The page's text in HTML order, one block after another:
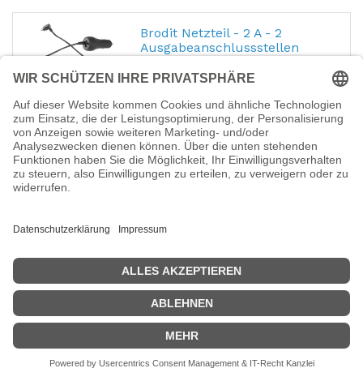
Brodit Netzteil - 2 A - 2
Ausgabeanschlussstellen
Hersteller-Nr.: 941011
EAN:7320289410110
Brodit - Netzteil - 2 A - 2
Ausgabeanschlussstellen (USB, Micro-USB
Typ B)
19,99€
140W, 3x USB-C, 1x USB-A
Hersteller-Nr.:DA-10305
EAN:4016032505853
Digitus - Netzteil - GaN - 140 Watt - 2.5 A - 4
Ausgabeanschlussstellen (3 x USB-C, USB)
- weiß